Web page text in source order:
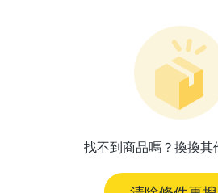
找不到商品嗎？換換其